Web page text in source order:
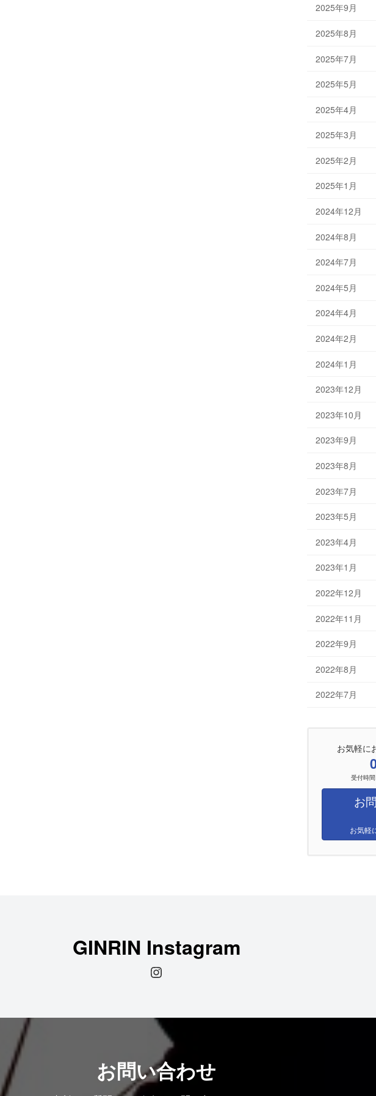
2025年9月
2025年8月
2025年7月
2025年5月
2025年4月
2025年3月
2025年2月
2025年1月
2024年12月
2024年8月
2024年7月
2024年5月
2024年4月
2024年2月
2024年1月
2023年12月
2023年10月
2023年9月
2023年8月
2023年7月
2023年5月
2023年4月
2023年1月
2022年12月
2022年11月
2022年9月
2022年8月
2022年7月
お気軽に
受付時
お
お気軽
GINRIN Instagram
Instagram
お問い合わせ